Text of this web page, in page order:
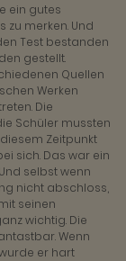
ein gutes
zu merken. Und
Test bestanden
gestellt.
Quellen
Werken
Die
Schüler mussten
Zeitpunkt
sich. Das war ein
selbst wenn
nicht abschloss,
seinen
wichtig. Die
Wenn
er hart